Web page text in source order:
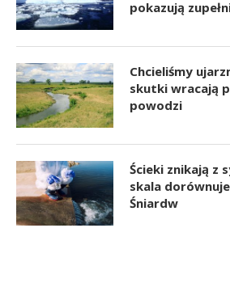
pokazują
Chcieliśmy
skutki wracają
powodzi
Ścieki znikają z
skala
Śniardw